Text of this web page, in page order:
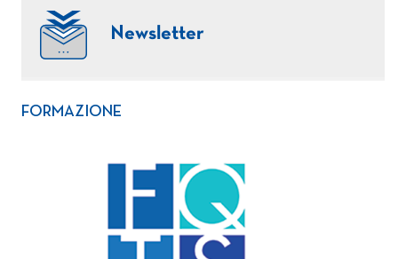
Newsletter
FORMAZIONE